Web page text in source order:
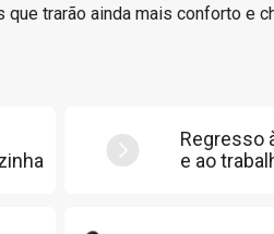
trarão ainda mais conforto e
Regresso
e ao